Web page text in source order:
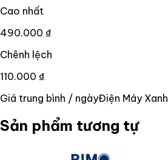
Cao nhất
490.000 ₫
Chênh lệch
110.000 ₫
Giá trung bình / ngàyĐiện Máy Xanh
Sản phẩm tương tự